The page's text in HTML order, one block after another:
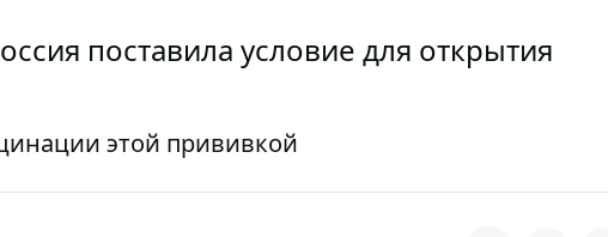
поставила условие для открытия
этой прививкой